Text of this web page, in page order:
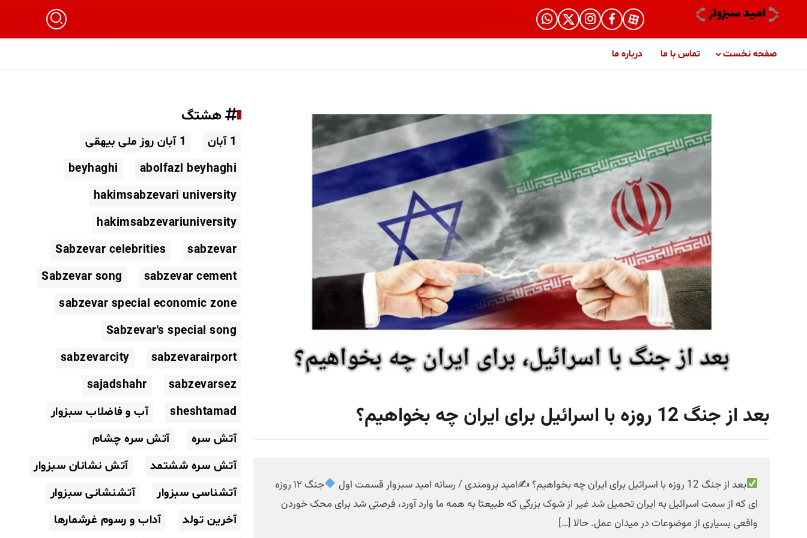
صفحه نخست تماس با ما درباره ما
بعد از جنگ 12 روزه با اسرائیل برای ایران چه بخواهیم؟
بعد از جنگ 12 روزه با اسرائیل برای ایران چه بخواهیم؟ ✍ امید برومندی / رسانه امید سبزوار قسمت اول
جنگ ۱۲ روزه
ای که از سمت اسرائیل به ایران تحمیل شد غیر از شوک بزرگی که طبیعتا به همه ما وارد آورد، فرصتی شد برای محک خوردن
واقعی بسیاری از موضوعات در میدان عمل. حالا […]
هشتگ
1 آبان
1 آبان روز ملی بیهقی
abolfazl beyhaghi
beyhaghi
hakimsabzevari university
hakimsabzevariuniversity
sabzevar
Sabzevar celebrities
sabzevar cement
Sabzevar song
sabzevar special economic zone
Sabzevar's special song
sabzevarairport
sabzevarcity
sabzevarsez
sajadshahr
sheshtamad
آب و فاضلاب سبزوار
آتش سره
آتش سره چشام
آتش سره ششتمد
آتش نشانان سبزوار
آتشناسی سبزوار
آتشنشانی سبزوار
آخرین تولد
آداب و رسوم غرشمارها